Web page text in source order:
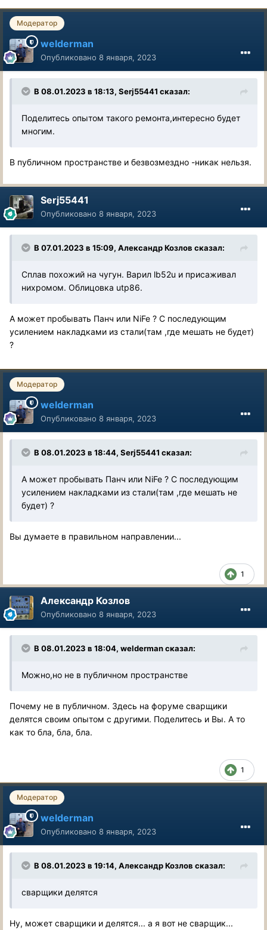
Модератор
welderman
Опубликовано 8 января, 2023
В 08.01.2023 в 18:13, Serj55441 сказал:
Поделитесь опытом такого ремонта,интересно будет
многим.
В публичном пространстве и безвозмездно -никак нельзя.
Serj55441
Опубликовано 8 января, 2023
В 07.01.2023 в 15:09, Александр Козлов сказал:
Сплав похожий на чугун. Варил lb52u и присаживал
нихромом. Облицовка utp86.
А может пробывать Панч или NiFe ? С последующим
усилением накладками из стали(там ,где мешать не будет)
?
Модератор
welderman
Опубликовано 8 января, 2023
В 08.01.2023 в 18:44, Serj55441 сказал:
А может пробывать Панч или NiFe ? С последующим
усилением накладками из стали(там ,где мешать не
будет) ?
Вы думаете в правильном направлении...
1
Александр Козлов
Опубликовано 8 января, 2023
В 08.01.2023 в 18:04, weldermanсказал:
Можно,но не в публичном пространстве
Почему не в публичном. Здесь на форуме сварщики
делятся своим опытом с другими. Поделитесь и Вы. А то
как то бла, бла, бла.
1
Модератор
welderman
Опубликовано 8 января, 2023
В 08.01.2023 в 19:14, Александр Козлов сказал:
сварщики делятся
Ну, может сварщики и делятся... а я вот не сварщик...